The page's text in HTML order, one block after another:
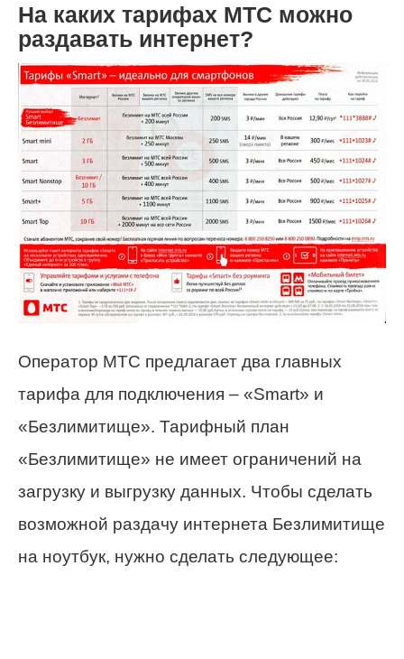
На каких тарифах МТС можно
раздавать интернет?
Оператор МТС предлагает два главных
тарифа для подключения – «Smart» и
«Безлимитище». Тарифный план
«Безлимитище» не имеет ограничений на
загрузку и выгрузку данных. Чтобы сделать
возможной раздачу интернета Безлимитище
на ноутбук, нужно сделать следующее: